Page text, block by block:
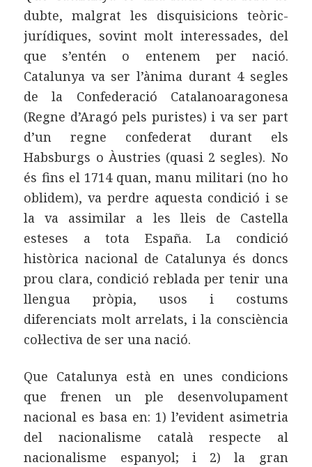
dubte, malgrat les disquisicions teòric-
jurídiques, sovint molt interessades, del
que s’entén o entenem per nació.
Catalunya va ser l’ànima durant 4 segles
de la Confederació Catalanoaragonesa
(Regne d’Aragó pels puristes) i va ser part
d’un regne confederat durant els
Habsburgs o Àustries (quasi 2 segles). No
és fins el 1714 quan, manu militari (no ho
oblidem), va perdre aquesta condició i se
la va assimilar a les lleis de Castella
esteses a tota España. La condició
històrica nacional de Catalunya és doncs
prou clara, condició reblada per tenir una
llengua pròpia, usos i costums
diferenciats molt arrelats, i la consciència
col·lectiva de ser una nació.
Que Catalunya està en unes condicions
que frenen un ple desenvolupament
nacional es basa en: 1) l’evident asimetria
del nacionalisme català respecte al
nacionalisme espanyol; i 2) la gran